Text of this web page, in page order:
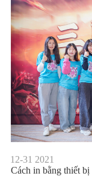
12-31 2021
Cách in bằng thiết